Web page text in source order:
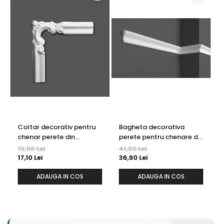
Coltar decorativ pentru
chenar perete din
poliuretan 10.7 x 10.7 cm -
HCR502-3
19,00 Lei
17,10 Lei
ADAUGA IN COS
Bagheta decorativa
perete pentru chenare din
polimer rigid 3.3 x 1.4 cm -
HCR522
41,00 Lei
36,90 Lei
ADAUGA IN COS